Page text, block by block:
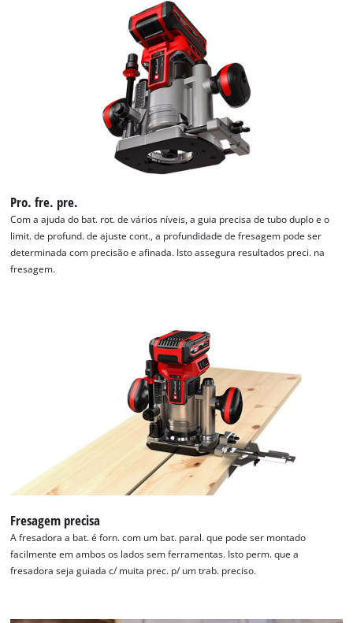
Precisamos do seu consentimento para
carregar o serviço Google Maps!
This content is not permitted to load due
to trackers that are not disclosed to the
visitor. The website owner needs to setup
Powered byUsercentrics Consent
Management Platform
Pro. fre. pre.
Com a ajuda do bat. rot. de vários níveis, a guia precisa de tubo duplo e o
limit. de profund. de ajuste cont., a profundidade de fresagem pode ser
determinada com precisão e afinada. Isto assegura resultados preci. na
fresagem.
Fresagem precisa
A fresadora a bat. é forn. com um bat. paral. que pode ser montado
facilmente em ambos os lados sem ferramentas. Isto perm. que a
fresadora seja guiada c/ muita prec. p/ um trab. preciso.